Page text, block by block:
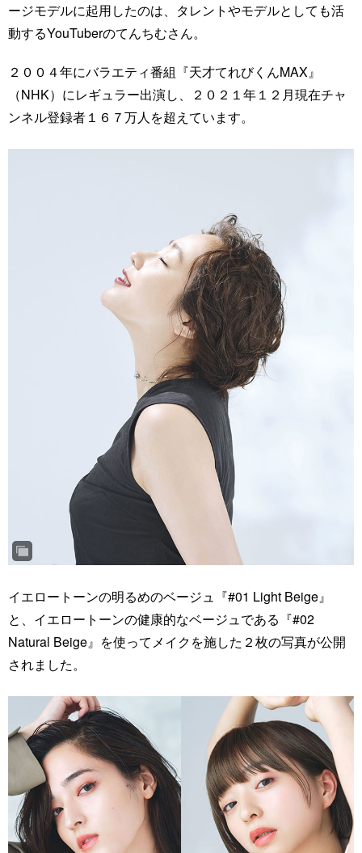
ージモデルに起用したのは、タレントやモデルとしても活
動するYouTuberのてんちむさん。
２００４年にバラエティ番組『天才てれびくんMAX』
（NHK）にレギュラー出演し、２０２１年１２月現在チャ
ンネル登録者１６７万人を超えています。
イエロートーンの明るめのベージュ『#01 Light Beige』
と、イエロートーンの健康的なベージュである『#02
Natural Beige』を使ってメイクを施した２枚の写真が公開
されました。